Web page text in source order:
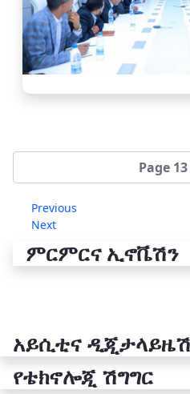
Page
Previous
Next
ምርምርና ኢኖቬሽን
አይሲቲና
የቴክኖሎጂ ሽግግር